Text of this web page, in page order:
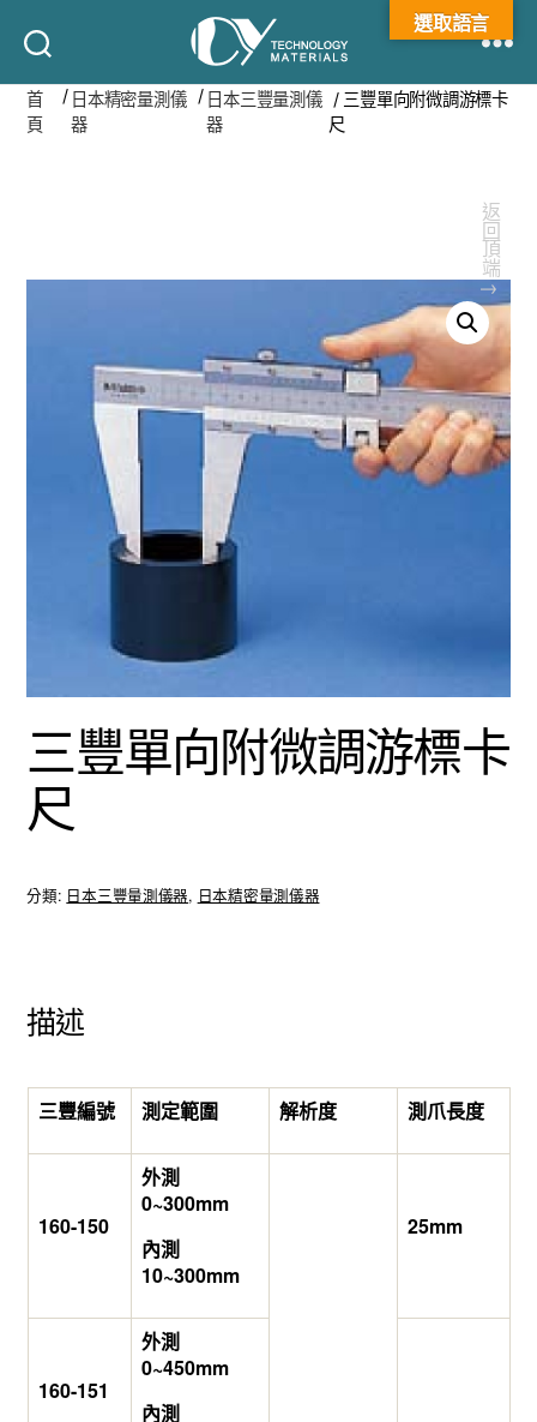
承
揚
首
頁
/ 日本精密量測儀
器
/ 日本三豐量測儀
器
/ 三豐單向附微調游標卡
尺
三豐單向附微調游標卡
尺
分類: 日本三豐量測儀器, 日本精密量測儀器
描述
三豐編號 測定範圍 解析度 測爪長度
160-150
外測
0~300mm
內測
10~300mm
25mm
160-151
外測
0~450mm
內測
返回頂端
↑
選取語言